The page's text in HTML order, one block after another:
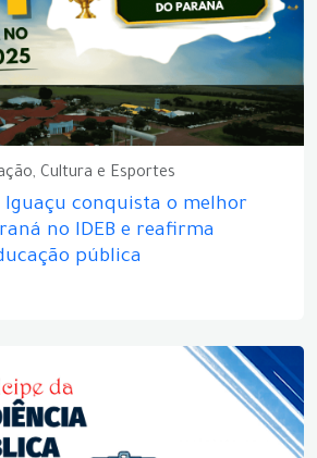
Cultura e Esportes
Iguaçu conquista o melhor
no IDEB e reafirma
pública